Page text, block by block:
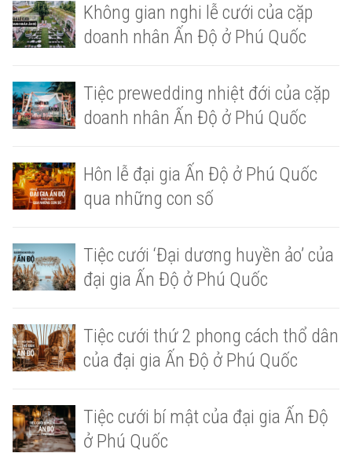
Không gian nghi lễ cưới của cặp
doanh nhân Ấn Độ ở Phú Quốc
Tiệc prewedding nhiệt đới của cặp
doanh nhân Ấn Độ ở Phú Quốc
Hôn lễ đại gia Ấn Độ ở Phú Quốc
qua những con số
Tiệc cưới ‘Đại dương huyền ảo’ của
đại gia Ấn Độ ở Phú Quốc
Tiệc cưới thứ 2 phong cách thổ dân
của đại gia Ấn Độ ở Phú Quốc
Tiệc cưới bí mật của đại gia Ấn Độ
ở Phú Quốc